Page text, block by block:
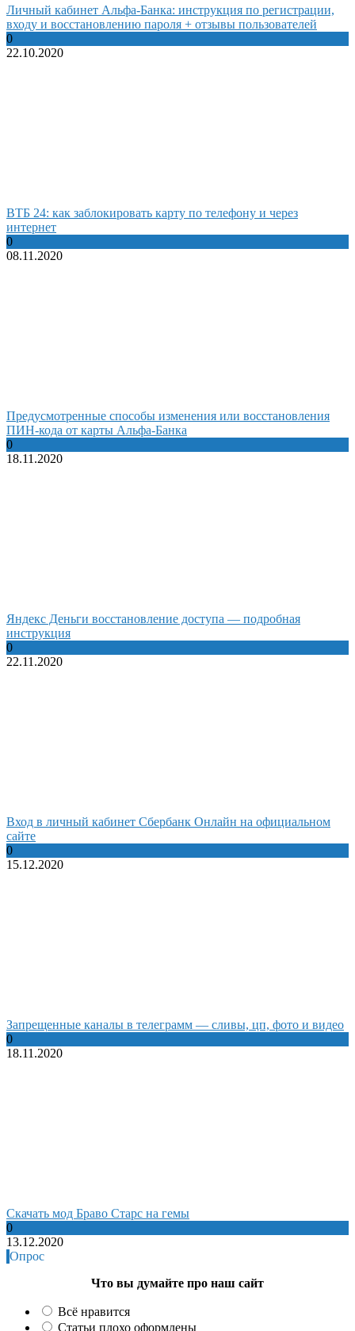
Личный кабинет Альфа-Банка: инструкция по регистрации,
входу и восстановлению пароля + отзывы пользователей
0
22.10.2020
ВТБ 24: как заблокировать карту по телефону и через
интернет
0
08.11.2020
Предусмотренные способы изменения или восстановления
ПИН-кода от карты Альфа-Банка
0
18.11.2020
Яндекс Деньги восстановление доступа — подробная
инструкция
0
22.11.2020
Вход в личный кабинет Сбербанк Онлайн на официальном
сайте
0
15.12.2020
Запрещенные каналы в телеграмм — сливы, цп, фото и видео
0
18.11.2020
Cкачать мод Браво Старс на гемы
0
13.12.2020
Опрос
Что вы думайте про наш сайт
Всё нравится
Статьи плохо оформлены